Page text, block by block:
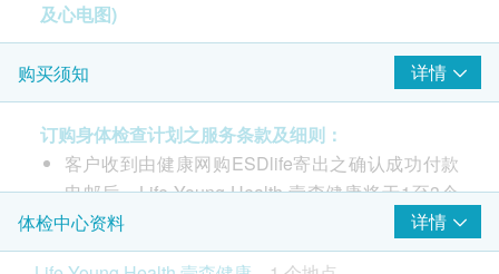
HRV自律神经检测
2 基本项目
基本健康评估
身高
体重
脈搏
及心电图)
检查内容包括：
心脏检查、心律变异自律神经检查、肝肾功能检查、
糖尿病、血脂、贫血、痛风、骨骼、尿液常规等
购买须知 详情
订购身体检查计划之服务条款及细则：
客户收到由健康网购ESDlife寄出之确认成功付款
电邮后，Life Young Health 壹森健康将于1至3个
工作天内致电客户预约身体检查的时间及地点（预
约或查询：2523 8308）。
体检中心资料
详情